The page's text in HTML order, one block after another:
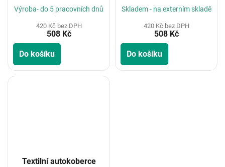
Výroba- do 5 pracovních dnů
420 Kč bez DPH
508 Kč
Do košíku
Skladem - na externím skladě
420 Kč bez DPH
508 Kč
Do košíku
Textilní autokoberce